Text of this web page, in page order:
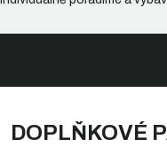
DOPLŇKOVÉ